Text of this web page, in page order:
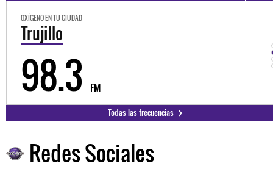
OXÍGENO EN TU CIUDAD
Trujillo
98.3 FM
Todas las frecuencias
Redes Sociales